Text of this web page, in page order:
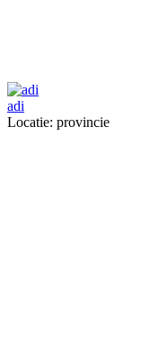
adi
Locatie: provincie